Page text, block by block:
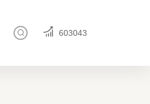
603043